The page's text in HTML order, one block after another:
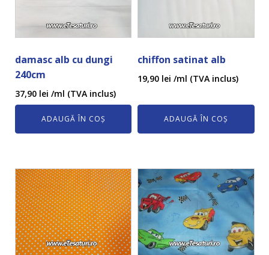
damasc alb cu dungi
240cm
37,90 lei /ml (TVA inclus)
ADAUGĂ ÎN COȘ
chiffon satinat alb
19,90 lei /ml (TVA inclus)
ADAUGĂ ÎN COȘ